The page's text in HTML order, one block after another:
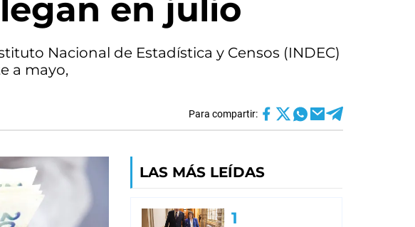
en julio
Nacional de Estadística y Censos (INDEC)
a mayo,
Para compartir:
LAS MÁS LEÍDAS